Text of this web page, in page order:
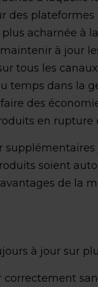
des plateformes
acharnée à
à jour
tous les
temps dans la
des
en rupture
soient
de la
à jour sur